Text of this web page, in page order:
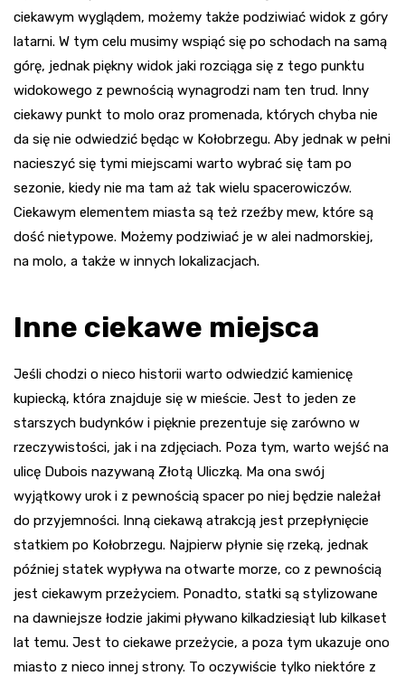
ciekawym wyglądem, możemy także podziwiać widok z góry
latarni. W tym celu musimy wspiąć się po schodach na samą
górę, jednak piękny widok jaki rozciąga się z tego punktu
widokowego z pewnością wynagrodzi nam ten trud. Inny
ciekawy punkt to molo oraz promenada, których chyba nie
da się nie odwiedzić będąc w Kołobrzegu. Aby jednak w pełni
nacieszyć się tymi miejscami warto wybrać się tam po
sezonie, kiedy nie ma tam aż tak wielu spacerowiczów.
Ciekawym elementem miasta są też rzeźby mew, które są
dość nietypowe. Możemy podziwiać je w alei nadmorskiej,
na molo, a także w innych lokalizacjach.
Inne ciekawe miejsca
Jeśli chodzi o nieco historii warto odwiedzić kamienicę
kupiecką, która znajduje się w mieście. Jest to jeden ze
starszych budynków i pięknie prezentuje się zarówno w
rzeczywistości, jak i na zdjęciach. Poza tym, warto wejść na
ulicę Dubois nazywaną Złotą Uliczką. Ma ona swój
wyjątkowy urok i z pewnością spacer po niej będzie należał
do przyjemności. Inną ciekawą atrakcją jest przepłynięcie
statkiem po Kołobrzegu. Najpierw płynie się rzeką, jednak
później statek wypływa na otwarte morze, co z pewnością
jest ciekawym przeżyciem. Ponadto, statki są stylizowane
na dawniejsze łodzie jakimi pływano kilkadziesiąt lub kilkaset
lat temu. Jest to ciekawe przeżycie, a poza tym ukazuje ono
miasto z nieco innej strony. To oczywiście tylko niektóre z